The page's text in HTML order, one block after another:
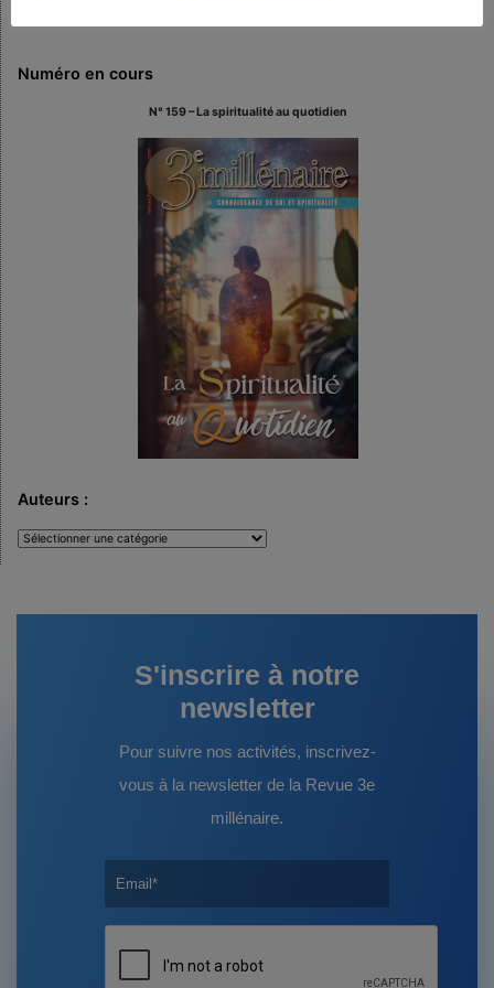
Numéro en cours
N° 159 – La spiritualité au quotidien
Auteurs :
Auteurs
:
S'inscrire à notre
newsletter
Pour suivre nos activités, inscrivez-
vous à la newsletter de la Revue 3e
millénaire.